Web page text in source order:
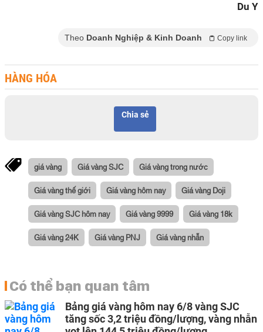
Du Y
Theo Doanh Nghiệp & Kinh Doanh Copy link
HÀNG HÓA
Chia sẻ
giá vàng Giá vàng SJC Giá vàng trong nước
Giá vàng thế giới Giá vàng hôm nay Giá vàng Doji
Giá vàng SJC hôm nay Giá vàng 9999 Giá vàng 18k
Giá vàng 24K Giá vàng PNJ Giá vàng nhẫn
Có thể bạn quan tâm
Bảng giá vàng hôm nay 6/8 vàng SJC
tăng sốc 3,2 triệu đồng/lượng, vàng nhẫn